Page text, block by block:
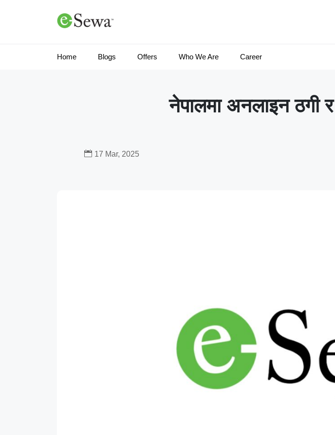
Home Blogs Offers Who We Are Career
नेपालमा अनलाइन ठगी
17 Mar, 2025